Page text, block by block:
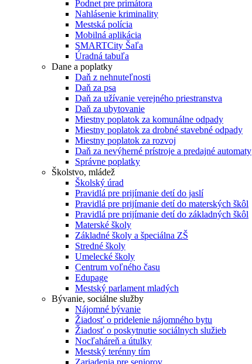
Podnet pre primátora
Nahlásenie kriminality
Mestská polícia
Mobilná aplikácia
SMARTCity Šaľa
Úradná tabuľa
Dane a poplatky
Daň z nehnuteľnosti
Daň za psa
Daň za užívanie verejného priestranstva
Daň za ubytovanie
Miestny poplatok za komunálne odpady
Miestny poplatok za drobné stavebné odpady
Miestny poplatok za rozvoj
Daň za nevýherné prístroje a predajné automaty
Správne poplatky
Školstvo, mládež
Školský úrad
Pravidlá pre prijímanie detí do jaslí
Pravidlá pre prijímanie detí do materských škôl
Pravidlá pre prijímanie detí do základných škôl
Materské školy
Základné školy a špeciálna ZŠ
Stredné školy
Umelecké školy
Centrum voľného času
Edupage
Mestský parlament mladých
Bývanie, sociálne služby
Nájomné bývanie
Žiadosť o pridelenie nájomného bytu
Žiadosť o poskytnutie sociálnych služieb
Nocľaháreň a útulky
Mestský terénny tím